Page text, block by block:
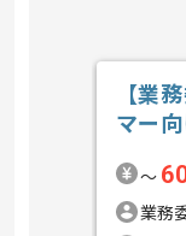
【業
マー
件〜
業務